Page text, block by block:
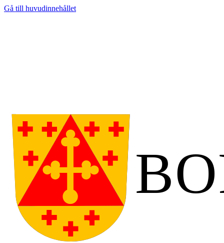
Gå till huvudinnehållet